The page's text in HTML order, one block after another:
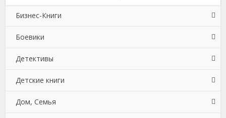
Бизнес-Книги
Банковское дело
Бухучет, налогообложение, аудит
Делопроизводство
Зарубежная деловая литература
Боевики
Боевики: Прочее
Криминальные боевики
Триллеры
Детективы
Зарубежные детективы
Иронические детективы
Детские книги
Детская проза
Дом, Семья